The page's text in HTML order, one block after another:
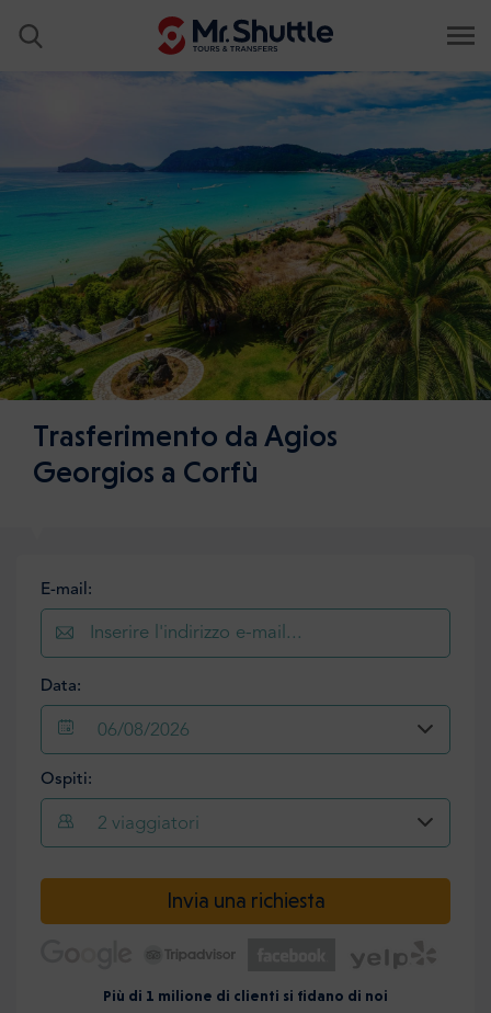
Trasferimento da Agios
Georgios a Corfù
E-mail:
Data:
06/08/2026
Ospiti:
2 viaggiatori
Invia una richiesta
Più di 1 milione di clienti si fidano di noi